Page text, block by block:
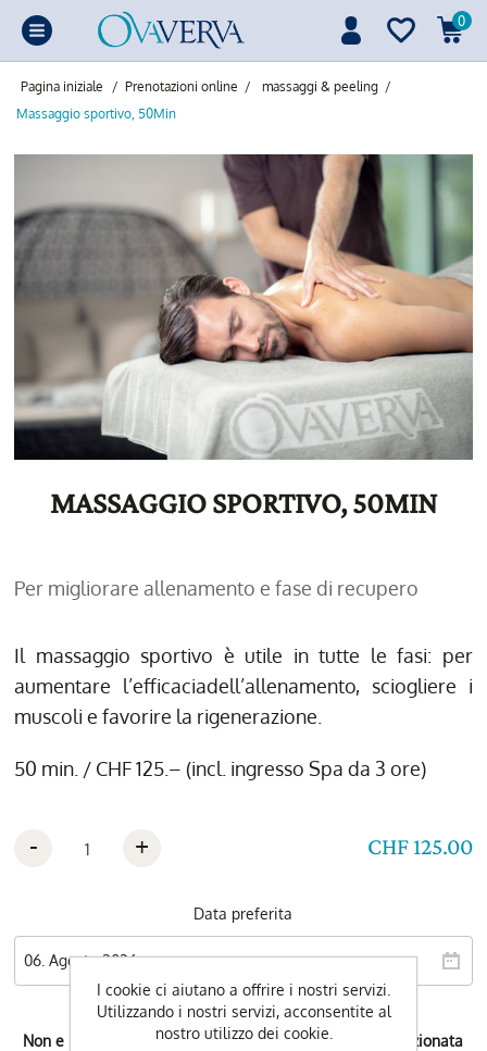
0
Pagina iniziale / Prenotazioni online / massaggi & peeling /
Massaggio sportivo, 50Min
MASSAGGIO SPORTIVO, 50MIN
Per migliorare allenamento e fase di recupero
Il massaggio sportivo è utile in tutte le fasi: per
aumentare l’efficaciadell’allenamento, sciogliere i
muscoli e favorire la rigenerazione.
50 min. / CHF 125.– (incl. ingresso Spa da 3 ore)
CHF 125.00
- +
Data preferita
Non e possibile l'orario di prenotazione per la data selezionata
I cookie ci aiutano a offrire i nostri servizi.
Utilizzando i nostri servizi, acconsentite al
nostro utilizzo dei cookie.